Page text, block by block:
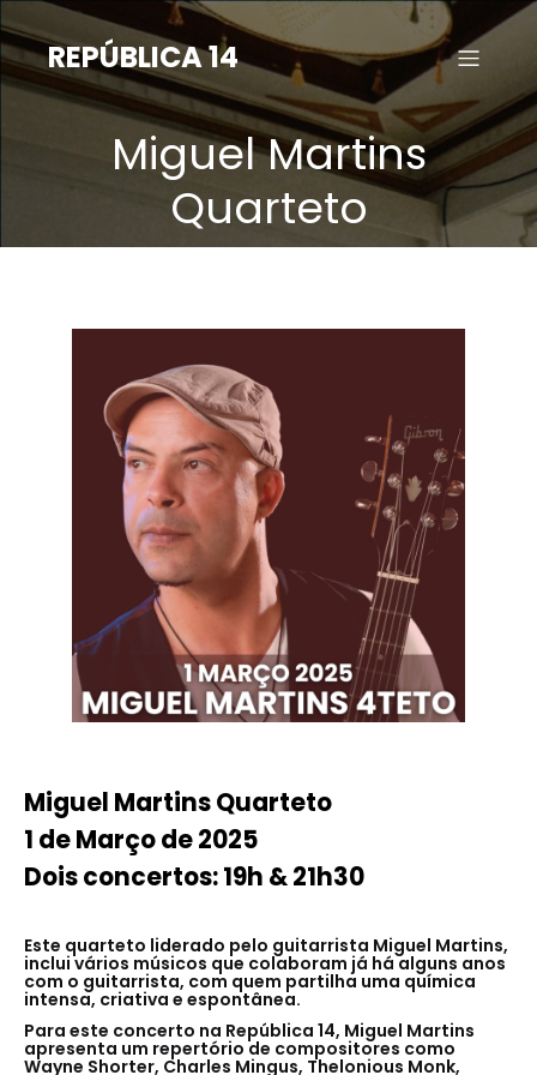
Saltar
para
o
conteúdoREPÚBLICA 14
Miguel Martins
Quarteto
Miguel Martins Quarteto
1 de Março de 2025
Dois concertos: 19h & 21h30
Este quarteto liderado pelo guitarrista Miguel Martins,
inclui vários músicos que colaboram já há alguns anos
com o guitarrista, com quem partilha uma química
intensa, criativa e espontânea.
Para este concerto na República 14, Miguel Martins
apresenta um repertório de compositores como
Wayne Shorter, Charles Mingus, Thelonious Monk,